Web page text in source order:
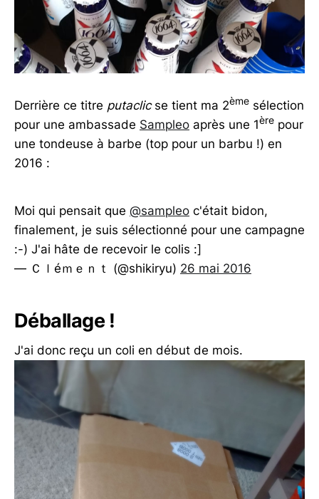
Derrière ce titre putaclicse tient ma 2ème sélection
pour une ambassade Sampleo après une 1ère pour
une tondeuse à barbe (top pour un barbu !) en
2016 :
Moi qui pensait que @sampleo c'était bidon,
finalement, je suis sélectionné pour une campagne
:-) J'ai hâte de recevoir le colis :]
— Ｃｌéｍｅｎｔ (@shikiryu) 26 mai 2016
Déballage !
J'ai donc reçu un coli en début de mois.